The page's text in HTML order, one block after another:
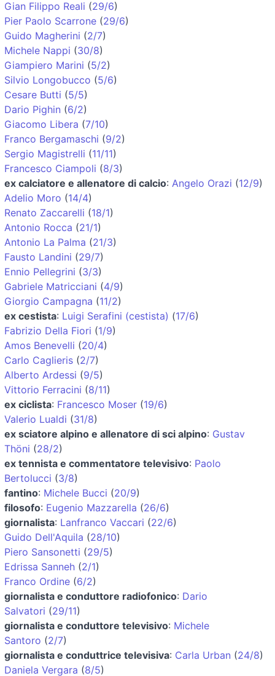
Gian Filippo Reali (29/6)
Pier Paolo Scarrone (29/6)
Guido Magherini (2/7)
Michele Nappi (30/8)
Giampiero Marini (5/2)
Silvio Longobucco (5/6)
Cesare Butti (5/5)
Dario Pighin (6/2)
Giacomo Libera (7/10)
Franco Bergamaschi (9/2)
Sergio Magistrelli (11/11)
Francesco Ciampoli (8/3)
ex calciatore e allenatore di calcio: Angelo Orazi (12/9)
Adelio Moro (14/4)
Renato Zaccarelli (18/1)
Antonio Rocca (21/1)
Antonio La Palma (21/3)
Fausto Landini (29/7)
Ennio Pellegrini (3/3)
Gabriele Matricciani (4/9)
Giorgio Campagna (11/2)
ex cestista: Luigi Serafini (cestista) (17/6)
Fabrizio Della Fiori (1/9)
Amos Benevelli (20/4)
Carlo Caglieris (2/7)
Alberto Ardessi (9/5)
Vittorio Ferracini (8/11)
ex ciclista: Francesco Moser (19/6)
Valerio Lualdi (31/8)
ex sciatore alpino e allenatore di sci alpino: Gustav
Thöni (28/2)
ex tennista e commentatore televisivo: Paolo
Bertolucci (3/8)
fantino: Michele Bucci (20/9)
filosofo: Eugenio Mazzarella (26/6)
giornalista: Lanfranco Vaccari (22/6)
Guido Dell'Aquila (28/10)
Piero Sansonetti (29/5)
Edrissa Sanneh (2/1)
Franco Ordine (6/2)
giornalista e conduttore radiofonico: Dario
Salvatori (29/11)
giornalista e conduttore televisivo: Michele
Santoro (2/7)
giornalista e conduttrice televisiva: Carla Urban (24/8)
Daniela Vergara (8/5)